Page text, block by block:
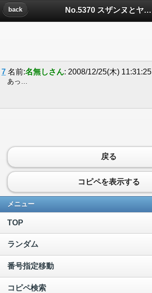
No.5370 スザンヌとヤるおについたコメント
back
7 名前:名無しさん: 2008/12/25(木) 11:31:25
あっ…
戻る
コピペを表示する
メニュー
TOP
ランダム
番号指定移動
コピペ検索